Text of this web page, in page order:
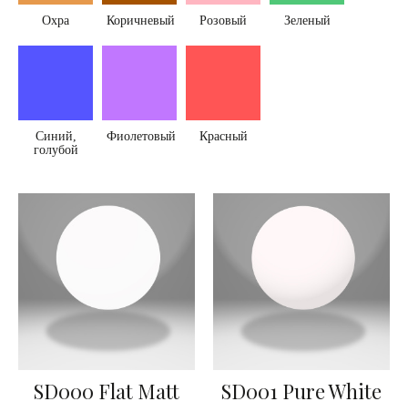
Охра Коричневый Розовый Зеленый
Синий,
голубой
Фиолетовый Красный
SD000 Flat Matt SD001 Pure White